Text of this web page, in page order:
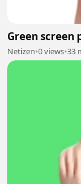
Green
Netizen•0 views•33